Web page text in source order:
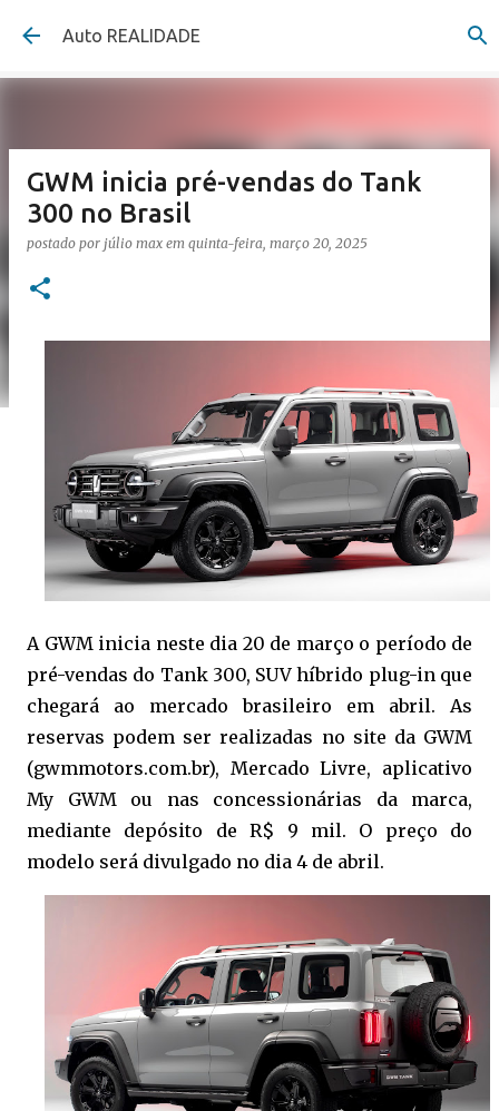
Pular para o conteúdo principal
Auto REALIDADE
GWM inicia pré-vendas do Tank
300 no Brasil
postado por júlio max em quinta-feira, março 20, 2025
A GWM inicia neste dia 20 de março o período de
pré-vendas do Tank 300, SUV híbrido plug-in que
chegará ao mercado brasileiro em abril. As
reservas podem ser realizadas no site da GWM
(gwmmotors.com.br), Mercado Livre, aplicativo
My GWM ou nas concessionárias da marca,
mediante depósito de R$ 9 mil. O preço do
modelo será divulgado no dia 4 de abril.